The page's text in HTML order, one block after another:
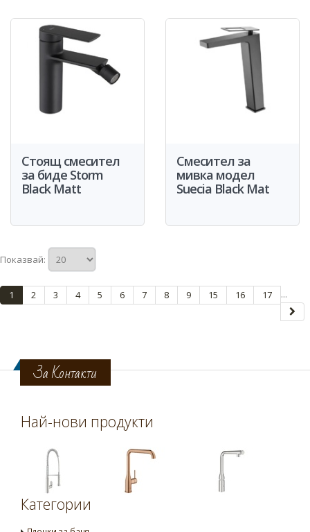
Стоящ смесител
за биде Storm
Black Matt
Смесител за
мивка модел
Suecia Black Mat
Показвай:
1 2 3 4 5 6 7 8 9 ...
15 16 17
За Контакти
Най-нови продукти
Категории